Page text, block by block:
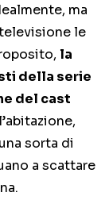
ma
le
la
della serie
del cast
sorta di
a scattare